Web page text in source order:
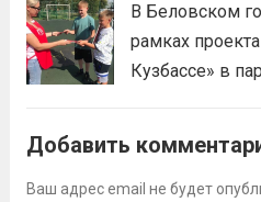
праздником
друга, юноши
отличные
В Беловском
рамках
Кузбассе» в
спортивного
и обороне»
Добавить
Ваш адрес email не будет